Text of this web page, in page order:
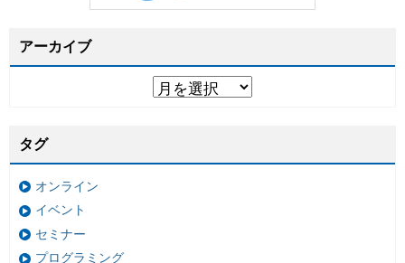
アーカイブ
タグ
オンライン
イベント
セミナー
プログラミング